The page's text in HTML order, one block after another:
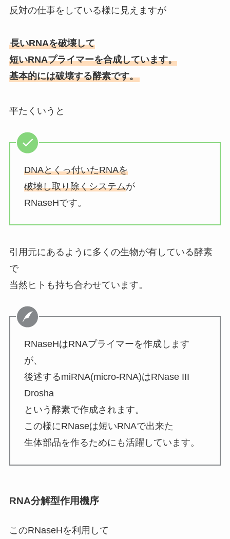
反対の仕事をしている様に見えますが
長いRNAを破壊して
短いRNAプライマーを合成しています。
基本的には破壊する酵素です。
平たくいうと
DNAとくっ付いたRNAを
破壊し取り除くシステムが
RNaseHです。
引用元にあるように多くの生物が有している酵素
で
当然ヒトも持ち合わせています。
RNaseHはRNAプライマーを作成します
が、
後述するmiRNA(micro-RNA)はRNase III
Drosha
という酵素で作成されます。
この様にRNaseは短いRNAで出来た
生体部品を作るためにも活躍しています。
RNA分解型作用機序
このRNaseHを利用して